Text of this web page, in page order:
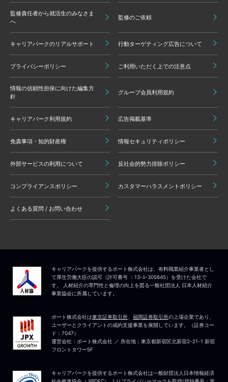
監修責任者から就活生のみなさま
へ
監修のご依頼
キャリアパークのリアルサポート 行動ターゲティング広告について
プライバシーポリシー ご利用いただく上での注意点
情報の信頼性担保に向けた編集方
針
グループ会員利用規約
キャリアパーク利用規約 広告掲載基準
免責事項・知的財産権 情報セキュリティポリシー
外部サービスの利用について 反社会的勢力排除ポリシー
コンプライアンスポリシー カスタマーハラスメントポリシー
よくある質問 / お問い合わせ